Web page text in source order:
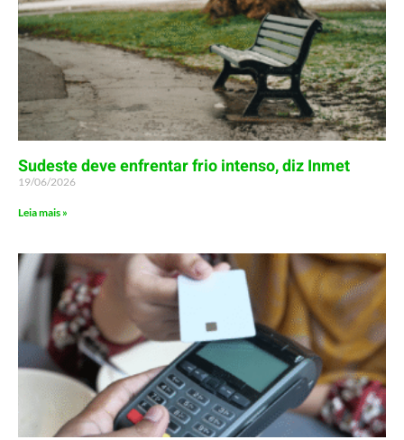
Sudeste deve enfrentar frio intenso, diz Inmet
19/06/2026
Leia mais »